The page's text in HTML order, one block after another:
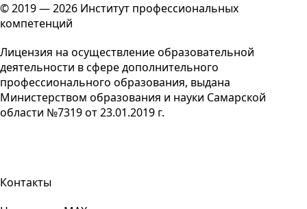
© 2019 — 2026 Институт профессиональных
компетенций
Лицензия на осуществление образовательной
деятельности в сфере дополнительного
профессионального образования, выдана
Министерством образования и науки Самарской
области №7319 от 23.01.2019 г.
Контакты